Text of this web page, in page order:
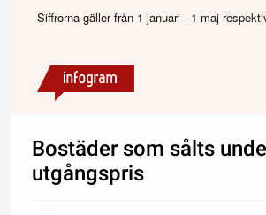
Siffrorna gäller från 1 januari - 1 maj
Bostäder som sålts
utgångspris